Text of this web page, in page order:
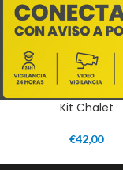
Kit Chalet
€42,00